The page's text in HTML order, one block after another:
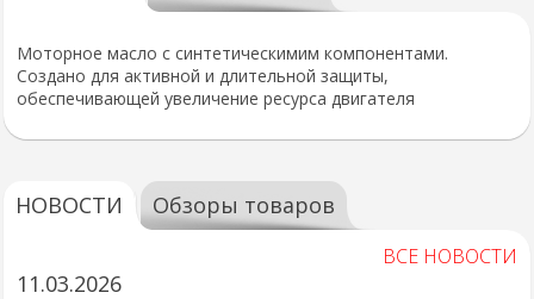
Моторное масло с синтетическимим компонентами.
Создано для активной и длительной защиты,
обеспечивающей увеличение ресурса двигателя
НОВОСТИ Обзоры товаров
ВСЕ НОВОСТИ
11.03.2026